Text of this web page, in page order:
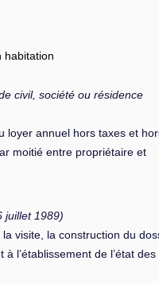
habitation
civil, société ou résidence
loyer annuel hors taxes et
moitié entre propriétaire et
juillet 1989)
visite, la construction du
à l’établissement de l’état des